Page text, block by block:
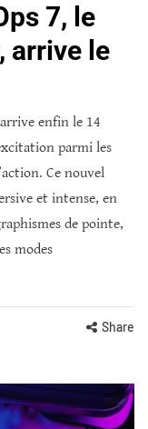
7, le
arrive le
enfin le 14
parmi les
Ce nouvel
et intense, en
de pointe,
modes
Share